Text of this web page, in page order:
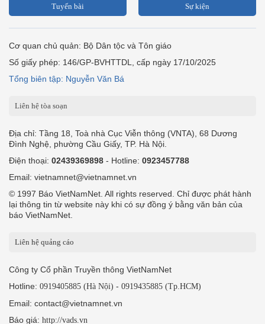
Tuyến bài Sự kiện
Cơ quan chủ quản: Bộ Dân tộc và Tôn giáo
Số giấy phép: 146/GP-BVHTTDL, cấp ngày 17/10/2025
Tổng biên tập: Nguyễn Văn Bá
Liên hệ tòa soạn
Địa chỉ: Tầng 18, Toà nhà Cục Viễn thông (VNTA), 68 Dương
Đình Nghệ, phường Cầu Giấy, TP. Hà Nội.
Điện thoại: 02439369898 - Hotline: 0923457788
Email: vietnamnet@vietnamnet.vn
© 1997 Báo VietNamNet. All rights reserved. Chỉ được phát hành
lại thông tin từ website này khi có sự đồng ý bằng văn bản của
báo VietNamNet.
Liên hệ quảng cáo
Công ty Cổ phần Truyền thông VietNamNet
Hotline: 0919405885 (Hà Nội) - 0919435885 (Tp.HCM)
Email: contact@vietnamnet.vn
Báo giá: http://vads.vn